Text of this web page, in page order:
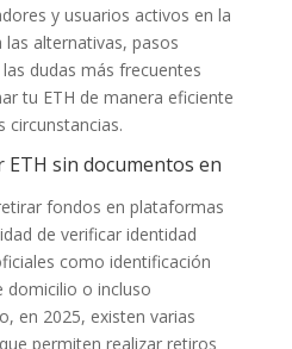
y usuarios activos en la
alternativas, pasos
dudas más frecuentes
tu ETH de manera eficiente
circunstancias.
sin documentos en
fondos en plataformas
de verificar identidad
como identificación
domicilio o incluso
en 2025, existen varias
permiten realizar retiros